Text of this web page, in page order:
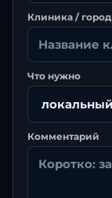
Клиника / город
Что нужно
Комментарий